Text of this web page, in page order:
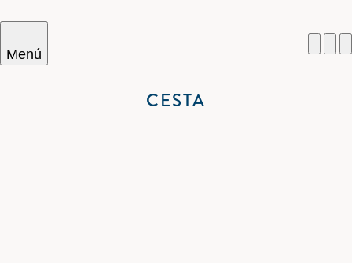
Menú
CESTA